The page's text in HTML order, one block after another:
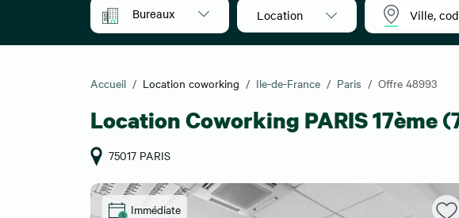
Bureaux Location
Accueil Location coworking Ile-de-France Paris Offre 48993
Location Coworking PARIS 17ème
75017 PARIS
Immédiate